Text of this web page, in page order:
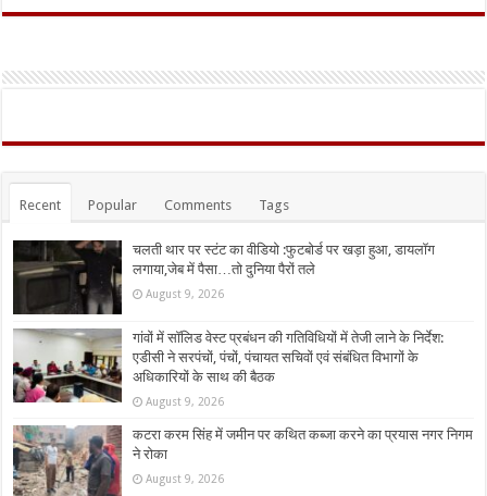
Recent Popular Comments Tags
चलती थार पर स्टंट का वीडियो :फुटबोर्ड पर खड़ा हुआ, डायलॉग
लगाया,जेब में पैसा…तो दुनिया पैरों तले
August 9, 2026
गांवों में सॉलिड वेस्ट प्रबंधन की गतिविधियों में तेजी लाने के निर्देश:
एडीसी ने सरपंचों, पंचों, पंचायत सचिवों एवं संबंधित विभागों के
अधिकारियों के साथ की बैठक
August 9, 2026
कटरा करम सिंह में जमीन पर कथित कब्जा करने का प्रयास नगर निगम
ने रोका
August 9, 2026